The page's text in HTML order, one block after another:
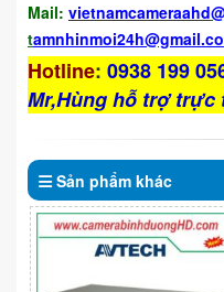
Mail: vietnamcameraahd
t
Hotline: 0938 199
Mr,Hùng hỗ trợ trực
Sản phẩm khác